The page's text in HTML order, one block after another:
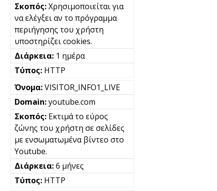
Χρησιμοποιείται για
να ελέγξει αν το πρόγραμμα
περιήγησης του χρήστη
υποστηρίζει cookies.
1 ημέρα
HTTP
VISITOR_INFO1_LIVE
youtube.com
Εκτιμά το εύρος
ζώνης του χρήστη σε σελίδες
με ενσωματωμένα βίντεο στο
Youtube.
6 μήνες
HTTP